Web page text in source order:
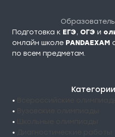
Подготовка к ЕГЭ, ОГЭ и
онлайн школе PANDAEXAM
по всем предметам.
•
•
•
•